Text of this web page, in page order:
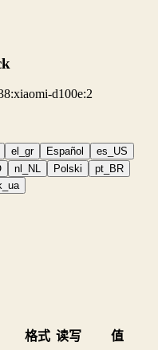
d100e:2
el_gr Español
es_US
nl_NL Polski
pt_BR
格式 读写
值